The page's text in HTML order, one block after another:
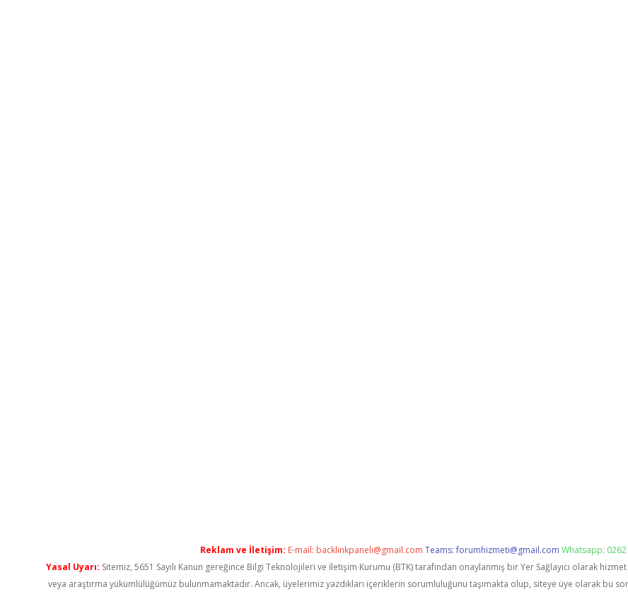
Reklam ve İletişim: E-mail: backlinkpaneli@gmail.com Teams:forumhizmeti@gmail.com Whatsapp:
Yasal Uyarı: Sitemiz, 5651 Sayılı Kanun gereğince Bilgi Teknolojileri ve İletişim Kurumu (BTK) tarafından onaylanmış bir Yer Sağlayıcı olarak
veya araştırma yükümlülüğümüz bulunmamaktadır. Ancak, üyelerimiz yazdıkları içeriklerin sorumluluğunu taşımakta olup, siteye üye olarak bu